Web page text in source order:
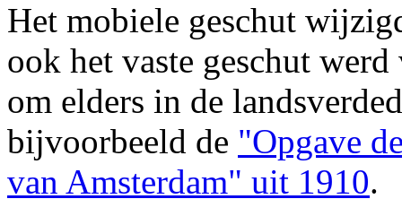
Het mobiele geschut
ook het vaste geschut
om elders in de
bijvoorbeeld de "Opgave
van Amsterdam" uit 1910.